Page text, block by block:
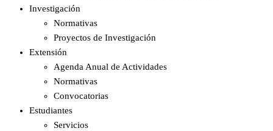
Investigación
Normativas
Proyectos de Investigación
Extensión
Agenda Anual de Actividades
Normativas
Convocatorias
Estudiantes
Servicios